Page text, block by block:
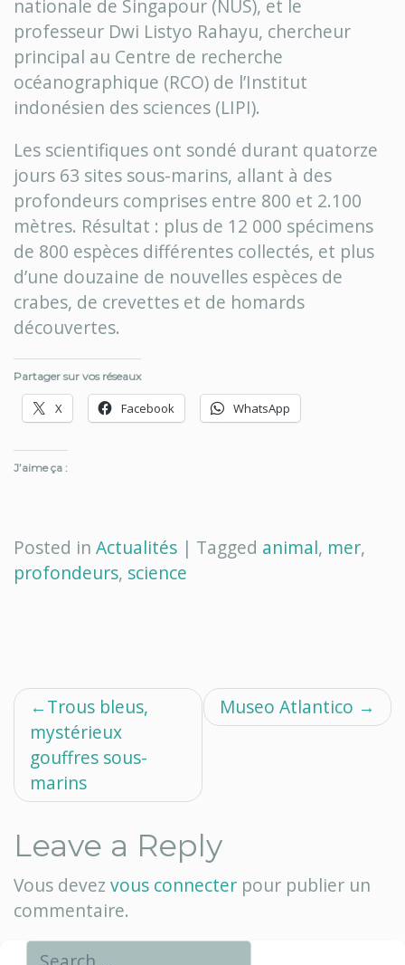
nationale de Singapour (NUS), et le
professeur Dwi Listyo Rahayu, chercheur
principal au Centre de recherche
océanographique (RCO) de l’Institut
indonésien des sciences (LIPI).
Les scientifiques ont sondé durant quatorze
jours 63 sites sous-marins, allant à des
profondeurs comprises entre 800 et 2.100
mètres. Résultat : plus de 12 000 spécimens
de 800 espèces différentes collectés, et plus
d’une douzaine de nouvelles espèces de
crabes, de crevettes et de homards
découvertes.
Partager sur vos réseaux
X Facebook WhatsApp
J’aime ça :
Posted in Actualités | Tagged animal, mer,
profondeurs, science
Navigation
de
l’article
Trous bleus,
mystérieux
gouffres sous-
marins
Museo Atlantico
Leave a Reply
Vous devez vous connecter pour publier un
commentaire.